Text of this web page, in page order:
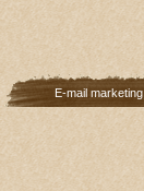
E-mail marketing